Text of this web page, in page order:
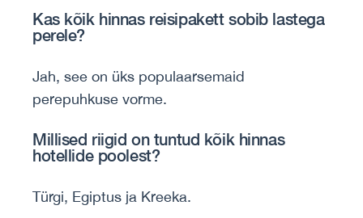
Kas kõik hinnas reisipakett sobib lastega
perele?
Jah, see on üks populaarsemaid
perepuhkuse vorme.
Millised riigid on tuntud kõik hinnas
hotellide poolest?
Türgi, Egiptus ja Kreeka.